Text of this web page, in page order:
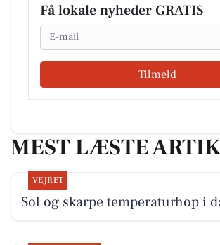
Få lokale nyheder GRATIS
Email
Tilmeld
MEST LÆSTE
VEJRET
Sol og skarpe temperaturhop i